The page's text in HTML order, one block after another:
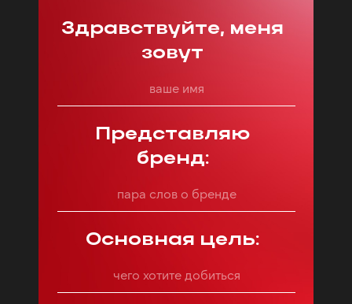
Здравствуйте, меня
зовут
Представляю
бренд:
Основная цель: